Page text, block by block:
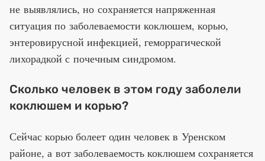
не выявлялись, но сохраняется напряженная
ситуация по заболеваемости коклюшем, корью,
энтеровирусной инфекцией, геморрагической
лихорадкой с почечным синдромом.
Сколько человек в этом году заболели
коклюшем и корью?
Сейчас корью болеет один человек в Уренском
районе, а вот заболеваемость коклюшем сохраняется